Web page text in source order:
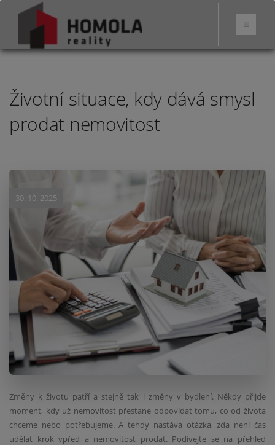
Životní situace, kdy dává smysl
prodat nemovitost
30. 10. 2025
Změny k životu patří a stejně tak i změny v bydlení. Někdy přijde
moment, kdy už nemovitost přestane odpovídat tomu, co od života
chceme nebo potřebujeme. A tehdy nastává otázka, zda není čas
udělat krok vpřed a nemovitost prodat. Podívejte se na přehled